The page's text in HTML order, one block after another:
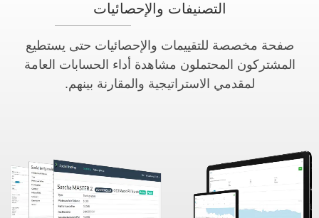
التصنيفات والإحصائيات
صفحة مخصصة للتقييمات والإحصائيات حتى يستطيع
المشتركون المحتملون مشاهدة أداء الحسابات العامة
لمقدمي الاستراتيجية والمقارنة بينهم.